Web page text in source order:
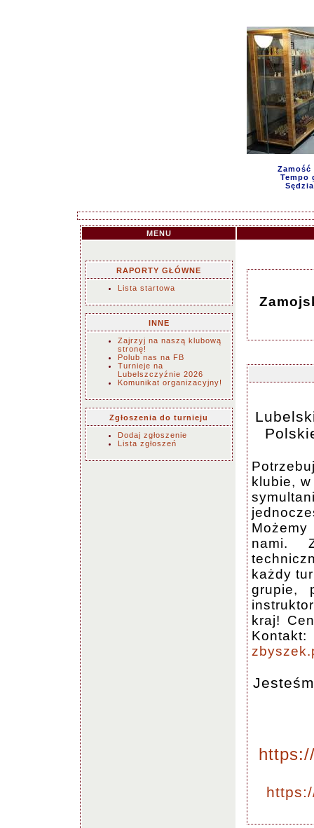
Zamość
Tempo
MENU
RAPORTY GŁÓWNE
Lista startowa
INNE
Zajrzyj na naszą klubową
stronę!
Polub nas na FB
Turnieje na
Lubelszczyźnie 2026
Komunikat organizacyjny!
Zgłoszenia do turnieju
Dodaj zgłoszenie
Lista zgłoszeń
klubie,
nami.
każdy
grupie,
kraj!